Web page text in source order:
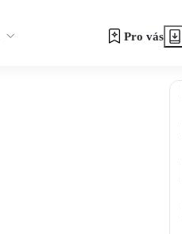
Pro vás